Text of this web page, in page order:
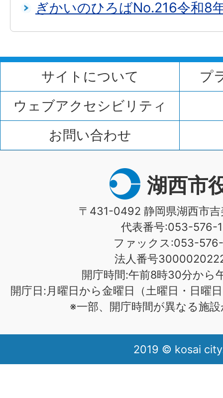
ぎかいのひろばNo.216令和8
サイトについて
プ
ウェブアクセシビリティ
お問い合わせ
湖西市
〒431-0492 静岡県湖西市
代表番号:053-576-
ファックス:053-576-
法人番号
開庁時間:午前8時30分から
開庁日:月曜日から金曜日（土曜日・日曜
※一部、開庁時間が異なる施
2019 © kosai